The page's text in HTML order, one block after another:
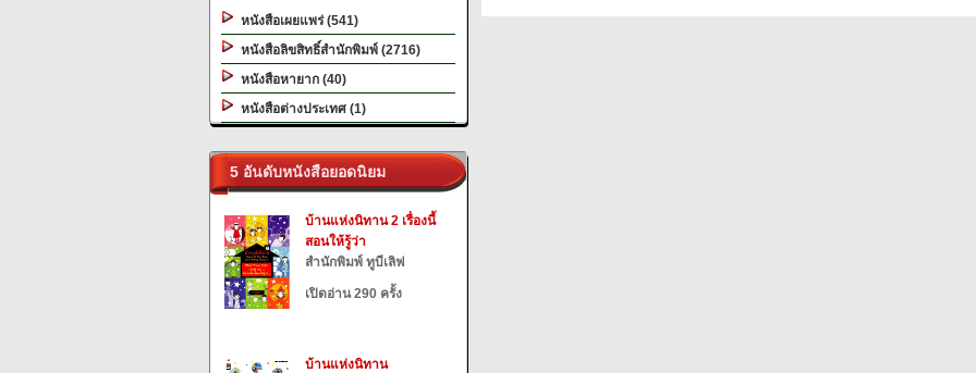
หนังสือเผยแพร่ (541)
หนังสือลิขสิทธิ์สำนักพิมพ์ (2716)
หนังสือหายาก (40)
หนังสือต่างประเทศ (1)
5 อันดับหนังสือยอดนิยม
บ้านแห่งนิทาน 2 เรื่องนี้
สอนให้รู้ว่า
สำนักพิมพ์ ทูบีเลิฟ
เปิดอ่าน 290 ครั้ง
บ้านแห่งนิทาน